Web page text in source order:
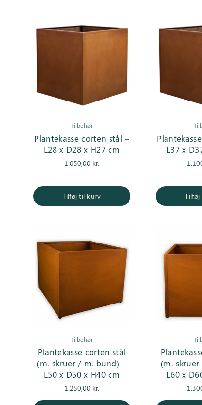
Tilbehør
Plantekasse corten stål –
L28 x D28 x H27 cm
1.050,00 kr.
Tilføj til kurv
L37 x
Tilbehør
Plantekasse corten stål
(m. skruer / m. bund) –
L50 x D50 x H40 cm
1.250,00 kr.
(m.
L60 x